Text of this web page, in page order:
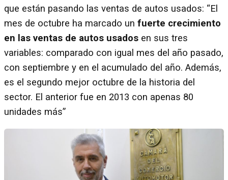
que están pasando las ventas de autos usados: “El
mes de octubre ha marcado un fuerte crecimiento
en las ventas de autos usados en sus tres
variables: comparado con igual mes del año pasado,
con septiembre y en el acumulado del año. Además,
es el segundo mejor octubre de la historia del
sector. El anterior fue en 2013 con apenas 80
unidades más”